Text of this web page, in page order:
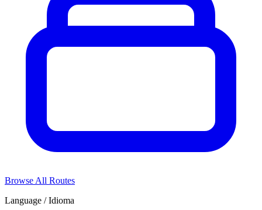
Browse All Routes
Language / Idioma